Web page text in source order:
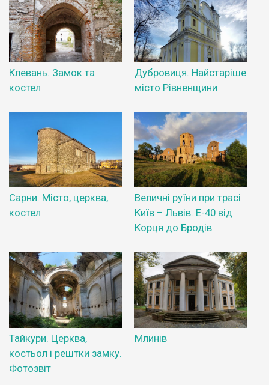
Клевань. Замок та
костел
Дубровиця. Найстаріше
місто Рівненщини
Сарни. Місто, церква,
костел
Величні руїни при трасі
Київ – Львів. Е-40 від
Корця до Бродів
Тайкури. Церква,
костьол і рештки замку.
Фотозвіт
Млинів